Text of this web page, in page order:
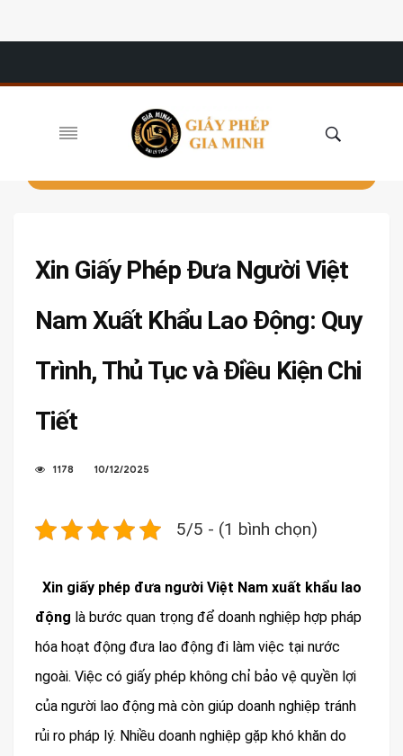
Xin Giấy Phép Đưa Người Việt
Nam Xuất Khẩu Lao Động: Quy
Trình, Thủ Tục và Điều Kiện Chi
Tiết
1178 10/12/2025
5/5 - (1 bình chọn)
Xin giấy phép đưa người Việt Nam xuất khẩu lao
động là bước quan trọng để doanh nghiệp hợp pháp
hóa hoạt động đưa lao động đi làm việc tại nước
ngoài. Việc có giấy phép không chỉ bảo vệ quyền lợi
của người lao động mà còn giúp doanh nghiệp tránh
rủi ro pháp lý. Nhiều doanh nghiệp gặp khó khăn do